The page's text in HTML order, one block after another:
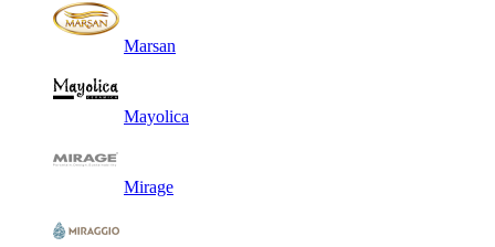
Marsan
Mayolica
Mirage